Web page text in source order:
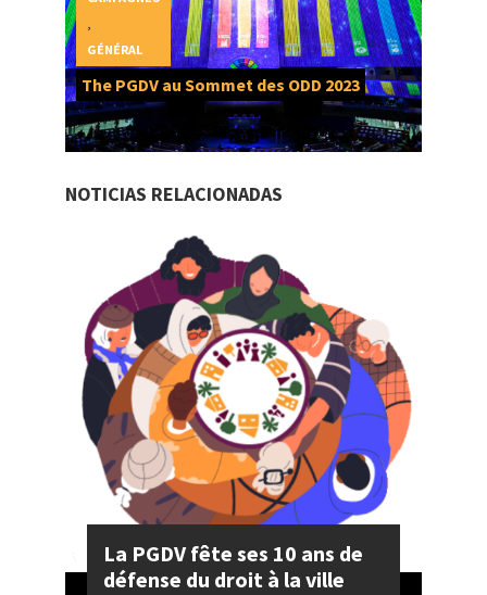
The PGDV au Sommet des ODD 2023
,
GÉNÉRAL
NOTICIAS RELACIONADAS
La PGDV fête ses 10 ans de
défense du droit à la ville